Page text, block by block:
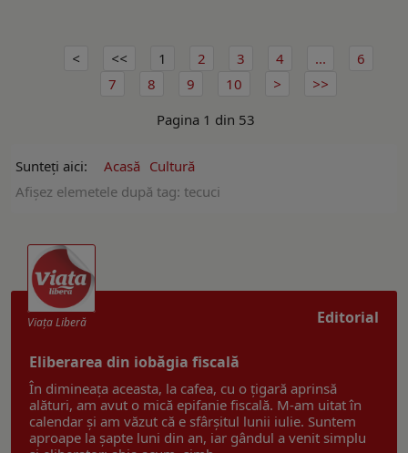
1 2 3 4 ...
6
7
8 9
10
Pagina 1 din 53
Sunteți aici: Acasă Cultură
Afişez elemetele după tag: tecuci
Editorial
Viaţa Liberă
Eliberarea din iobăgia fiscală
În dimineața aceasta, la cafea, cu o țigară aprinsă
alături, am avut o mică epifanie fiscală. M-am uitat în
calendar și am văzut că e sfârșitul lunii iulie. Suntem
aproape la șapte luni din an, iar gândul a venit simplu